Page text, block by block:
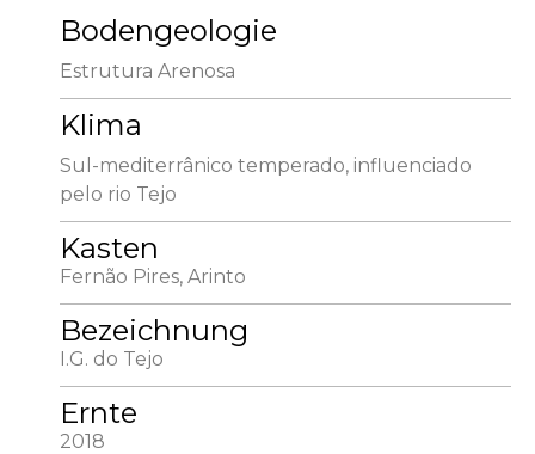
Bodengeologie
Estrutura Arenosa
Klima
Sul-mediterrânico temperado, influenciado
pelo rio Tejo
Kasten
Fernão Pires, Arinto
Bezeichnung
I.G. do Tejo
Ernte
2018